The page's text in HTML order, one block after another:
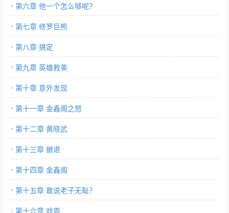
第六章 他一个怎么够呢？
第七章 修罗巨熊
第八章 搞定
第九章 英雄救美
第十章 意外发现
第十一章 金鑫阁之怒
第十二章 黄晓武
第十三章 撤退
第十四章 金鑫阁
第十五章 敢说老子无耻？
第十六章 戏耍